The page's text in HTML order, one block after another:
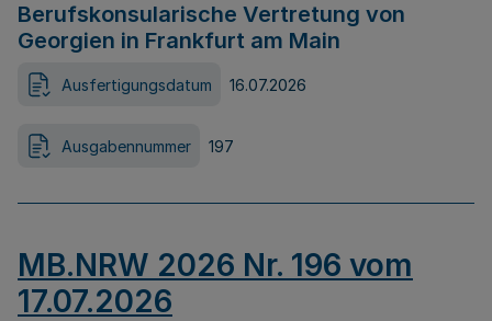
Berufskonsularische Vertretung von
Georgien in Frankfurt am Main
Ausfertigungsdatum 16.07.2026
Ausgabennummer 197
MB.NRW 2026 Nr. 196 vom
17.07.2026